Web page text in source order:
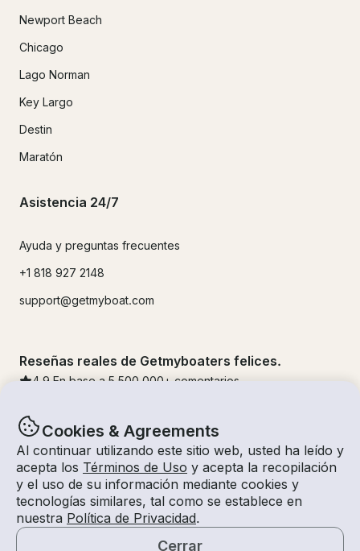
Cookies & Agreements
Al continuar utilizando este sitio web, usted ha leído y
acepta los Términos de Uso y acepta la recopilación
y el uso de su información mediante cookies y
tecnologías similares, tal como se establece en
nuestra Política de Privacidad.
Cerrar
Newport Beach
Chicago
Lago Norman
Key Largo
Destin
Maratón
Asistencia 24/7
Ayuda y preguntas frecuentes
+1 818 927 2148
support@getmyboat.com
Reseñas reales de Getmyboaters felices.
4.9 En base a 5 500,000 + comentarios